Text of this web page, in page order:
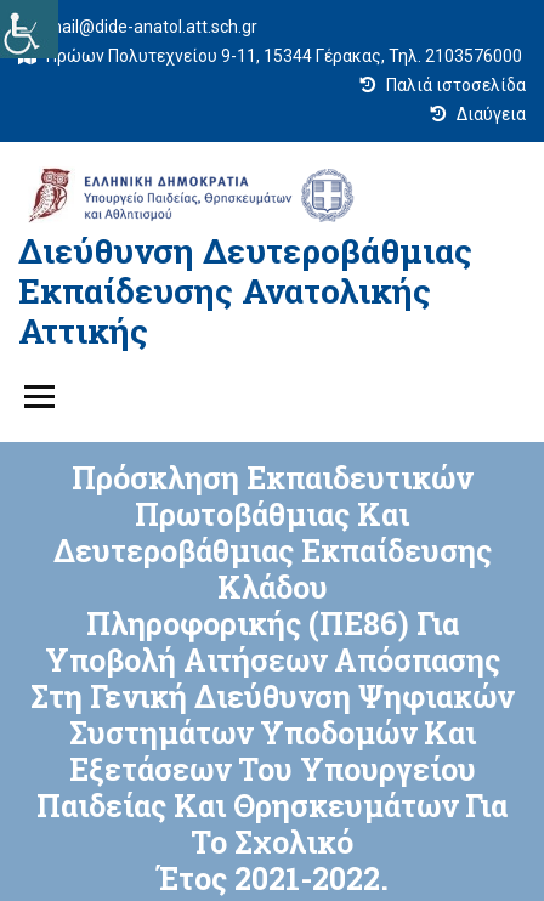
mail@dide-anatol.att.sch.gr
Ηρώων Πολυτεχνείου 9-11, 15344 Γέρακας, Τηλ. 2103576000
Παλιά ιστοσελίδα
Διαύγεια
Διεύθυνση Δευτεροβάθμιας
Εκπαίδευσης Ανατολικής
Αττικής
Πρόσκληση Εκπαιδευτικών
Πρωτοβάθμιας Και
Δευτεροβάθμιας Εκπαίδευσης
Κλάδου
Πληροφορικής (ΠΕ86) Για
Υποβολή Αιτήσεων Απόσπασης
Στη Γενική Διεύθυνση Ψηφιακών
Συστημάτων Υποδομών Και
Εξετάσεων Του Υπουργείου
Παιδείας Και Θρησκευμάτων Για
Το Σχολικό
Έτος 2021-2022.